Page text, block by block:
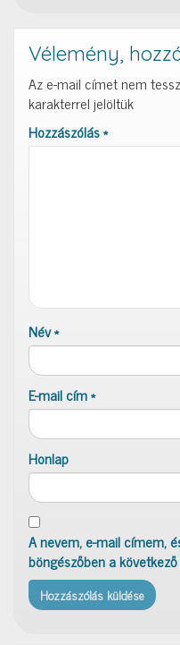
Vélemény,
Az e-mail címet nem
karakterrel jelöltük
Hozzászólás*
Név*
E-mail cím*
Honlap
A nevem, e-mail címem,
böngészőben a